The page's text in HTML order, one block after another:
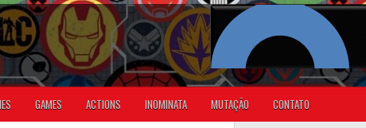
GAMES ACTIONS INOMINATA MUTAÇÃO CONTATO